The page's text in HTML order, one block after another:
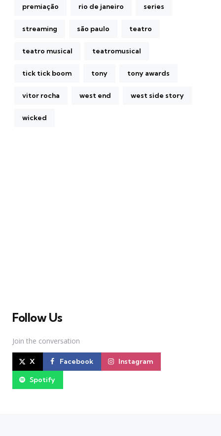
premiação rio de janeiro series
streaming são paulo teatro
teatro musical teatromusical
tick tick boom tony tony awards
vitor rocha west end west side story
wicked
Follow Us
Join the conversation
X Facebook Instagram
Spotify